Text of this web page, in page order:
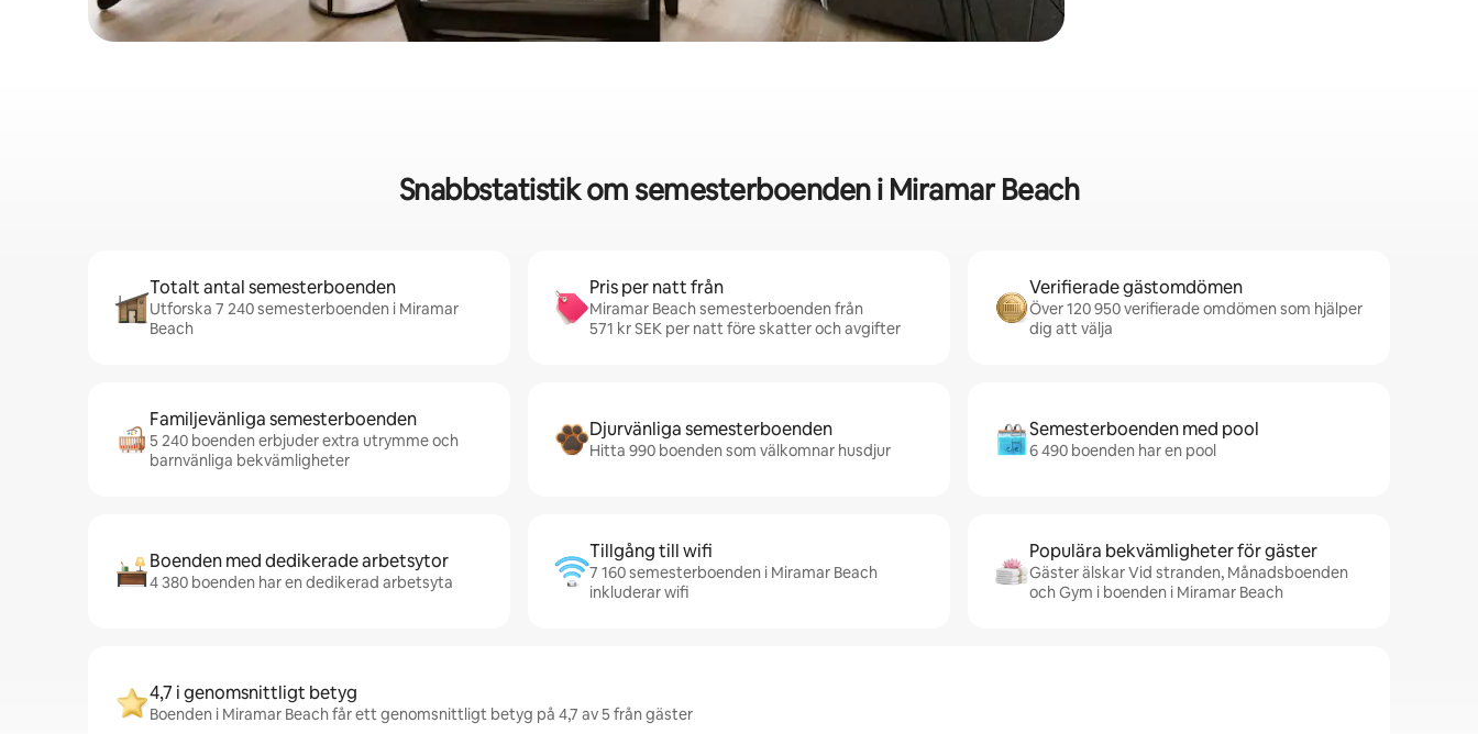
Snabbstatistik om semesterboenden i Miramar Beach
Totalt antal semesterboenden
Utforska 7 240 semesterboenden i Miramar
Beach
Pris per natt från
Miramar Beach semesterboenden från
571 kr SEK per natt före skatter och avgifter
Verifierade gästomdömen
Över 120 950 verifierade omdömen som hjälper
dig att välja
Familjevänliga semesterboenden
5 240 boenden erbjuder extra utrymme och
barnvänliga bekvämligheter
Djurvänliga semesterboenden
Hitta 990 boenden som välkomnar husdjur
Semesterboenden med pool
6 490 boenden har en pool
Boenden med dedikerade arbetsytor
4 380 boenden har en dedikerad arbetsyta
Tillgång till wifi
7 160 semesterboenden i Miramar Beach
inkluderar wifi
Populära bekvämligheter för gäster
Gäster älskar Vid stranden, Månadsboenden
och Gym i boenden i Miramar Beach
4,7 i genomsnittligt betyg
Boenden i Miramar Beach får ett genomsnittligt betyg på 4,7 av 5 från gäster